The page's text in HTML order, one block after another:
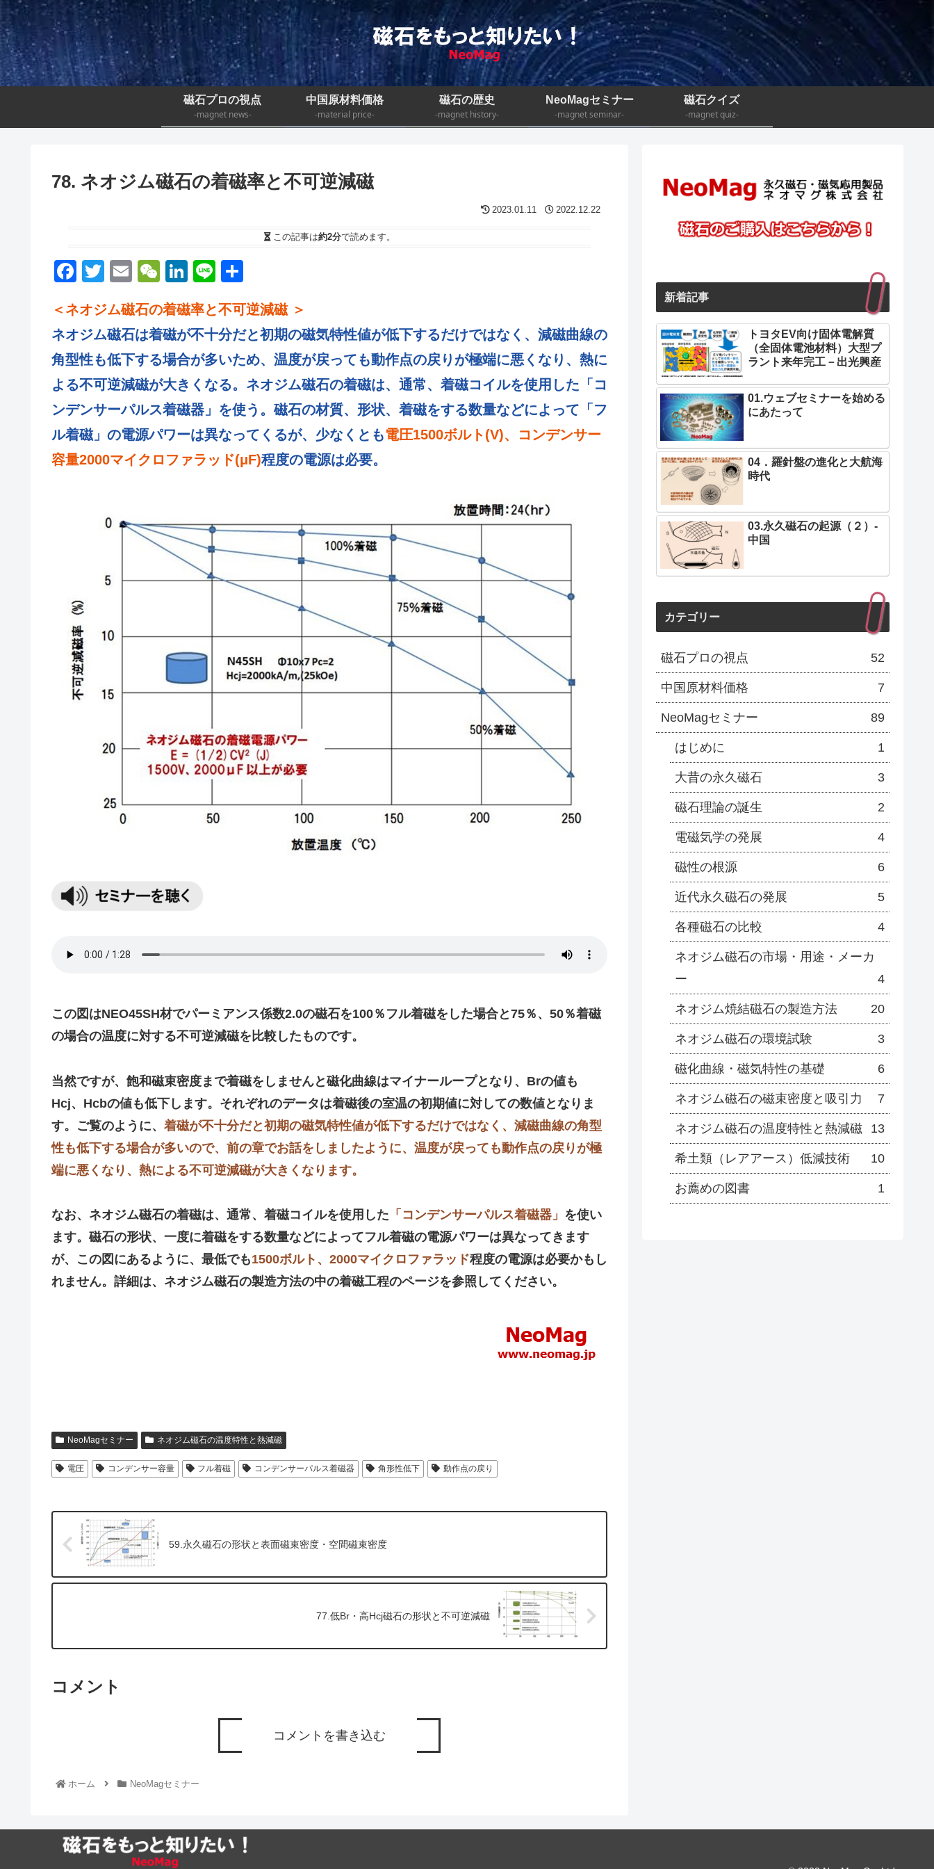
磁石プロの視点
-magnet news-
中国原材料価格
-material price-
磁石の歴史
-magnet history-
NeoMagセミナー
-magnet seminar-
磁石クイズ
-magnet quiz-
78. ネオジム磁石の着磁率と不可逆減磁
2023.01.11 2022.12.22
この記事は約2分で読めます。
F
c
e
b
o
o
k
T
tt
er
E
ail
W
C
h
at
Li
k
e
dI
n
Li
e
ar
e
＜ネオジム磁石の着磁率と不可逆減磁 ＞
ネオジム磁石は着磁が不十分だと初期の磁気特性値が低下するだけではなく、減磁曲線の
角型性も低下する場合が多いため、温度が戻っても動作点の戻りが極端に悪くなり、熱に
よる不可逆減磁が大きくなる。ネオジム磁石の着磁は、通常、着磁コイルを使用した「コ
ンデンサーパルス着磁器」を使う。磁石の材質、形状、着磁をする数量などによって「フ
ル着磁」の電源パワーは異なってくるが、少なくとも電圧1500ボルト(V)、コンデンサー
容量2000マイクロファラッド(μF)程度の電源は必要。
この図はNEO45SH材でパーミアンス係数2.0の磁石を100％フル着磁をした場合と75％、50％着磁
の場合の温度に対する不可逆減磁を比較したものです。
当然ですが、飽和磁束密度まで着磁をしませんと磁化曲線はマイナーループとなり、Brの値も
Hcj、Hcbの値も低下します。それぞれのデータは着磁後の室温の初期値に対しての数値となりま
す。ご覧のように、 着磁が不十分だと初期の磁気特性値が低下するだけではなく、減磁曲線の角型
性も低下する場合が多いので、前の章でお話をしましたように、温度が戻っても動作点の戻りが極
端に悪くなり、熱による不可逆減磁が大きくなります。
なお、ネオジム磁石の着磁は、通常、着磁コイルを使用した 「コンデンサーパルス着磁器」 を使い
ます。磁石の形状、一度に着磁をする数量などによってフル着磁の電源パワーは異なってきます
が、この図にあるように、最低でも1500ボルト、2000マイクロファラッド程度の電源は必要かもし
れません。詳細は、ネオジム磁石の製造方法の中の着磁工程のページを参照してください。
NeoMagセミナー ネオジム磁石の温度特性と熱減磁
電圧 コンデンサー容量 フル着磁 コンデンサーパルス着磁器 角形性低下 動作点の戻り
59.永久磁石の形状と表面磁束密度・空間磁束密度
77.低Br・高Hcj磁石の形状と不可逆減磁
コメント
コメントを書き込む
ホーム NeoMagセミナー
新着記事
トヨタEV向け固体電解質
（全固体電池材料）大型プ
ラント来年完工－出光興産
01.ウェブセミナーを始める
にあたって
04．羅針盤の進化と大航海
時代
03.永久磁石の起源（２）-
中国
カテゴリー
磁石プロの視点 52
中国原材料価格 7
NeoMagセミナー 89
はじめに 1
大昔の永久磁石 3
磁石理論の誕生 2
電磁気学の発展 4
磁性の根源 6
近代永久磁石の発展 5
各種磁石の比較 4
ネオジム磁石の市場・用途・メーカ
ー
4
ネオジム焼結磁石の製造方法 20
ネオジム磁石の環境試験 3
磁化曲線・磁気特性の基礎 6
ネオジム磁石の磁束密度と吸引力 7
ネオジム磁石の温度特性と熱減磁 13
希土類（レアアース）低減技術 10
お薦めの図書 1